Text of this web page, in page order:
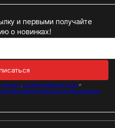
и первыми получайте
о новинках!
данных, на получение рассылоки
конфиденциальности персональных